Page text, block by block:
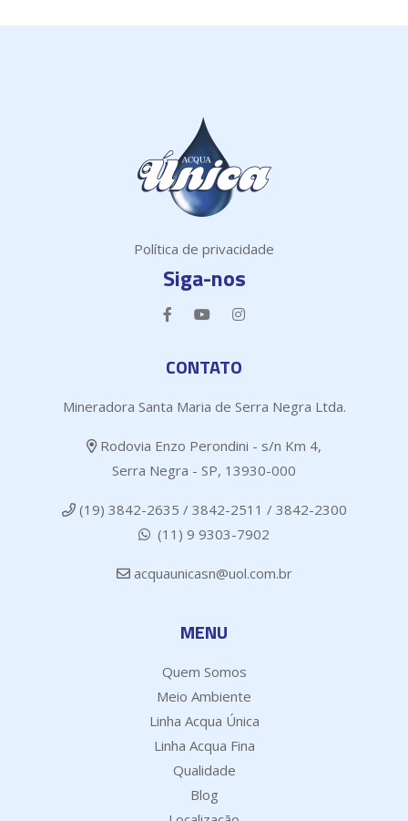
Política de privacidade
Siga-nos
CONTATO
Mineradora Santa Maria de Serra Negra Ltda.
Rodovia Enzo Perondini - s/n Km 4,
Serra Negra - SP, 13930-000
(19) 3842-2635 / 3842-2511 / 3842-2300
(11) 9 9303-7902
acquaunicasn@uol.com.br
MENU
Quem Somos
Meio Ambiente
Linha Acqua Única
Linha Acqua Fina
Qualidade
Blog